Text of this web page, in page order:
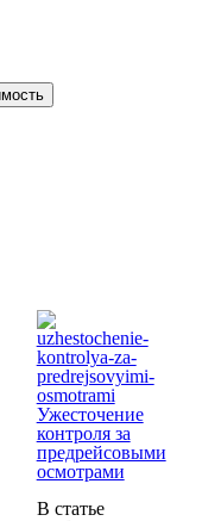
Ужесточение
контроля за
предрейсовыми
осмотрами
В статье